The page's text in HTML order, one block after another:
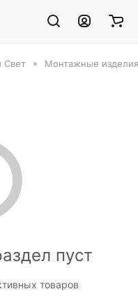
Свет Монтажные изделия
пуст
товаров